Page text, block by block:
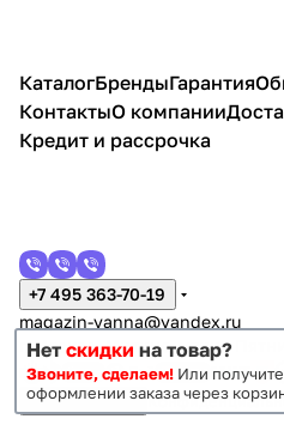
КаталогБрендыГарантия
КонтактыО компании
Кредит и рассрочка
+7 495 363-70-19
magazin-vanna@yandex.ru
г. Москва, Митино, улица
Темная тема
Нет скидки на товар?
Звоните, сделаем! Или
оформлении заказа через